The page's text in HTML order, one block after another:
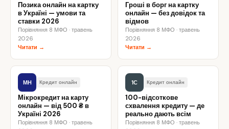
Позика онлайн на картку
в Україні — умови та
ставки 2026
Порівняння 8 МФО · травень
2026
Читати →
Гроші в борг на картку
онлайн — без довідок та
відмов
Порівняння 8 МФО · травень
2026
Читати →
МН Кредит онлайн
Мікрокредит на карту
онлайн — від 500 ₴ в
Україні 2026
Порівняння 8 МФО · травень
1С Кредит онлайн
100-відсоткове
схвалення кредиту — де
реально дають всім
Порівняння 8 МФО · травень